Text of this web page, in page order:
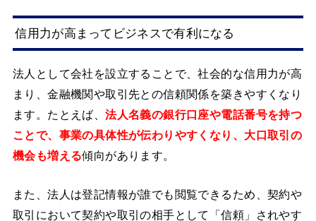
信用力が高まってビジネスで有利になる
法人として会社を設立することで、社会的な信用力が高
まり、金融機関や取引先との信頼関係を築きやすくなり
ます。たとえば、法人名義の銀行口座や電話番号を持つ
ことで、事業の具体性が伝わりやすくなり、大口取引の
機会も増える傾向があります。
また、法人は登記情報が誰でも閲覧できるため、契約や
取引において契約や取引の相手として「信頼」されやす